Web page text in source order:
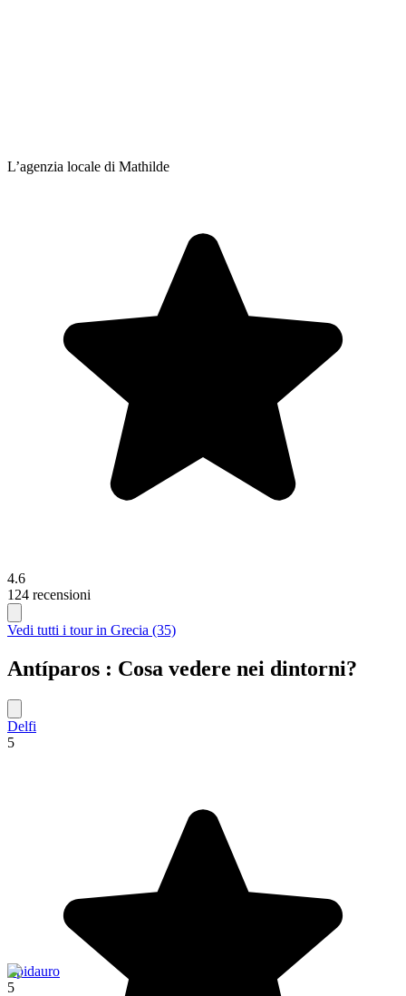
L’agenzia locale di Mathilde
4.6
124 recensioni
Vedi tutti i tour in Grecia (35)
Antíparos : Cosa vedere nei dintorni?
Delfi
5
Epidauro
5